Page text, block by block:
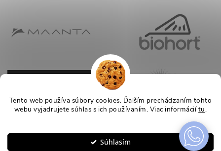
Tento web používa súbory cookies. Ďalším prechádzaním tohto
webu vyjadrujete súhlas s ich používaním. Viac informáciítu.
Súhlasím